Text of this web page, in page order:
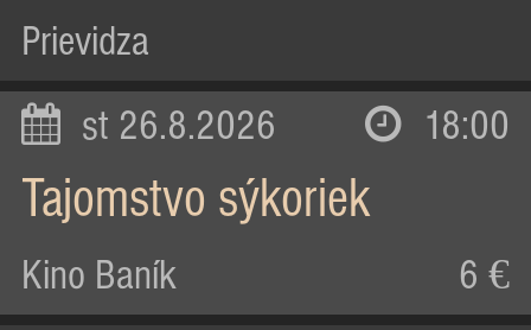
Prievidza
st 26.8.2026 18:00
Tajomstvo sýkoriek
Kino Baník 6 €